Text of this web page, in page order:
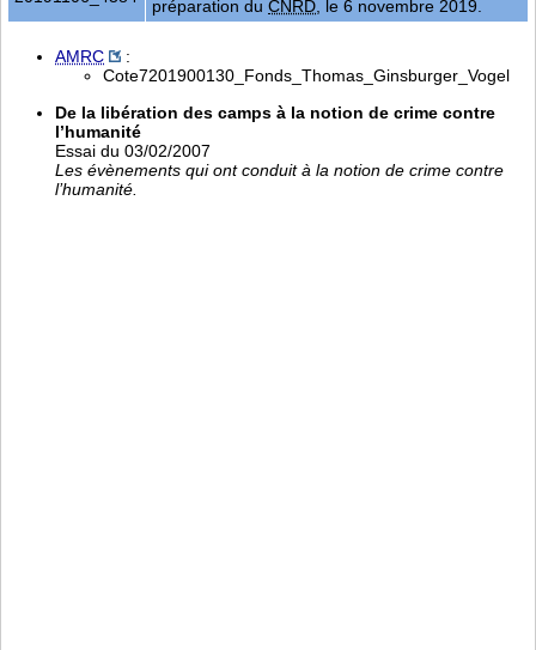
préparation du CNRD , le 6 novembre 2019.
AMRC
:
Cote7201900130_Fonds_Thomas_Ginsburger_Vogel
De la libération des camps à la notion de crime contre
l’humanité
Essai du 03/02/2007
Les évènements qui ont conduit à la notion de crime contre
l’humanité.